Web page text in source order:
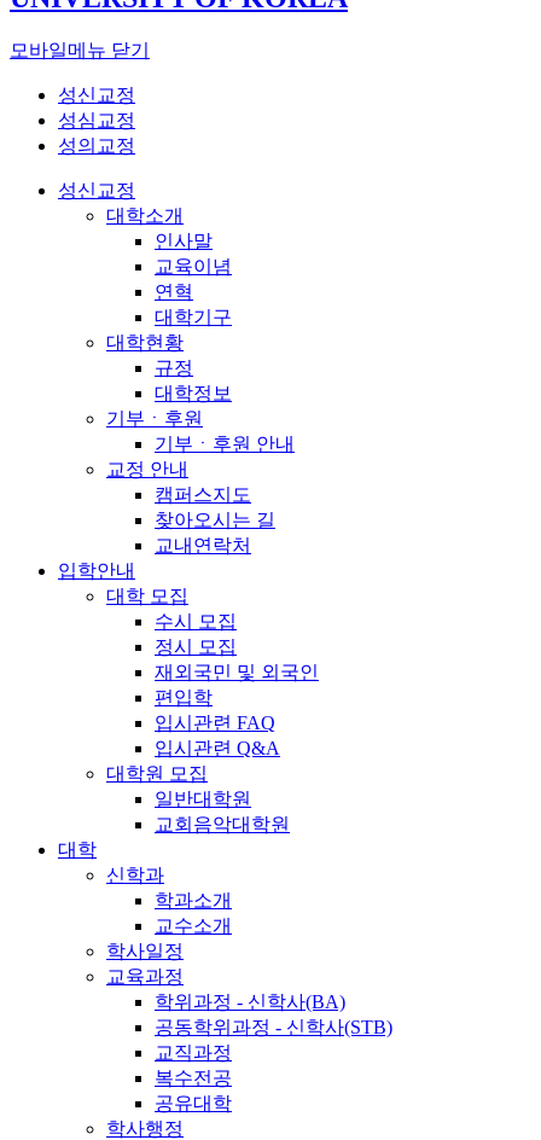
모바일메뉴 닫기
성신교정
성심교정
성의교정
성신교정
대학소개
인사말
교육이념
연혁
대학기구
대학현황
규정
대학정보
기부ㆍ후원
기부ㆍ후원 안내
교정 안내
캠퍼스지도
찾아오시는 길
교내연락처
입학안내
대학 모집
수시 모집
정시 모집
재외국민 및 외국인
편입학
입시관련 FAQ
입시관련 Q&A
대학원 모집
일반대학원
교회음악대학원
대학
신학과
학과소개
교수소개
학사일정
교육과정
학위과정 - 신학사(BA)
공동학위과정 - 신학사(STB)
교직과정
복수전공
공유대학
학사행정